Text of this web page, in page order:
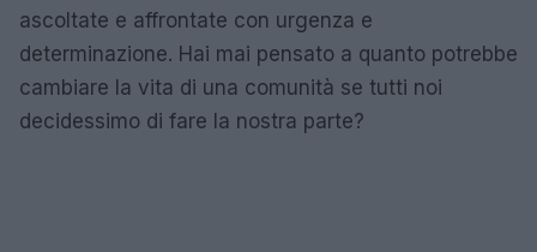
ascoltate e affrontate con urgenza e
determinazione. Hai mai pensato a quanto potrebbe
cambiare la vita di una comunità se tutti noi
decidessimo di fare la nostra parte?